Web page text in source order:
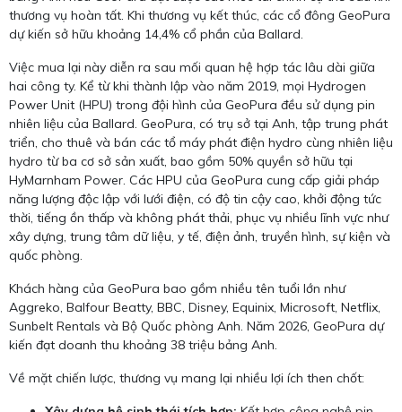
thương vụ hoàn tất. Khi thương vụ kết thúc, các cổ đông GeoPura
dự kiến sở hữu khoảng 14,4% cổ phần của Ballard.
Việc mua lại này diễn ra sau mối quan hệ hợp tác lâu dài giữa
hai công ty. Kể từ khi thành lập vào năm 2019, mọi Hydrogen
Power Unit (HPU) trong đội hình của GeoPura đều sử dụng pin
nhiên liệu của Ballard. GeoPura, có trụ sở tại Anh, tập trung phát
triển, cho thuê và bán các tổ máy phát điện hydro cùng nhiên liệu
hydro từ ba cơ sở sản xuất, bao gồm 50% quyền sở hữu tại
HyMarnham Power. Các HPU của GeoPura cung cấp giải pháp
năng lượng độc lập với lưới điện, có độ tin cậy cao, khởi động tức
thời, tiếng ồn thấp và không phát thải, phục vụ nhiều lĩnh vực như
xây dựng, trung tâm dữ liệu, y tế, điện ảnh, truyền hình, sự kiện và
quốc phòng.
Khách hàng của GeoPura bao gồm nhiều tên tuổi lớn như
Aggreko, Balfour Beatty, BBC, Disney, Equinix, Microsoft, Netflix,
Sunbelt Rentals và Bộ Quốc phòng Anh. Năm 2026, GeoPura dự
kiến đạt doanh thu khoảng 38 triệu bảng Anh.
Về mặt chiến lược, thương vụ mang lại nhiều lợi ích then chốt: